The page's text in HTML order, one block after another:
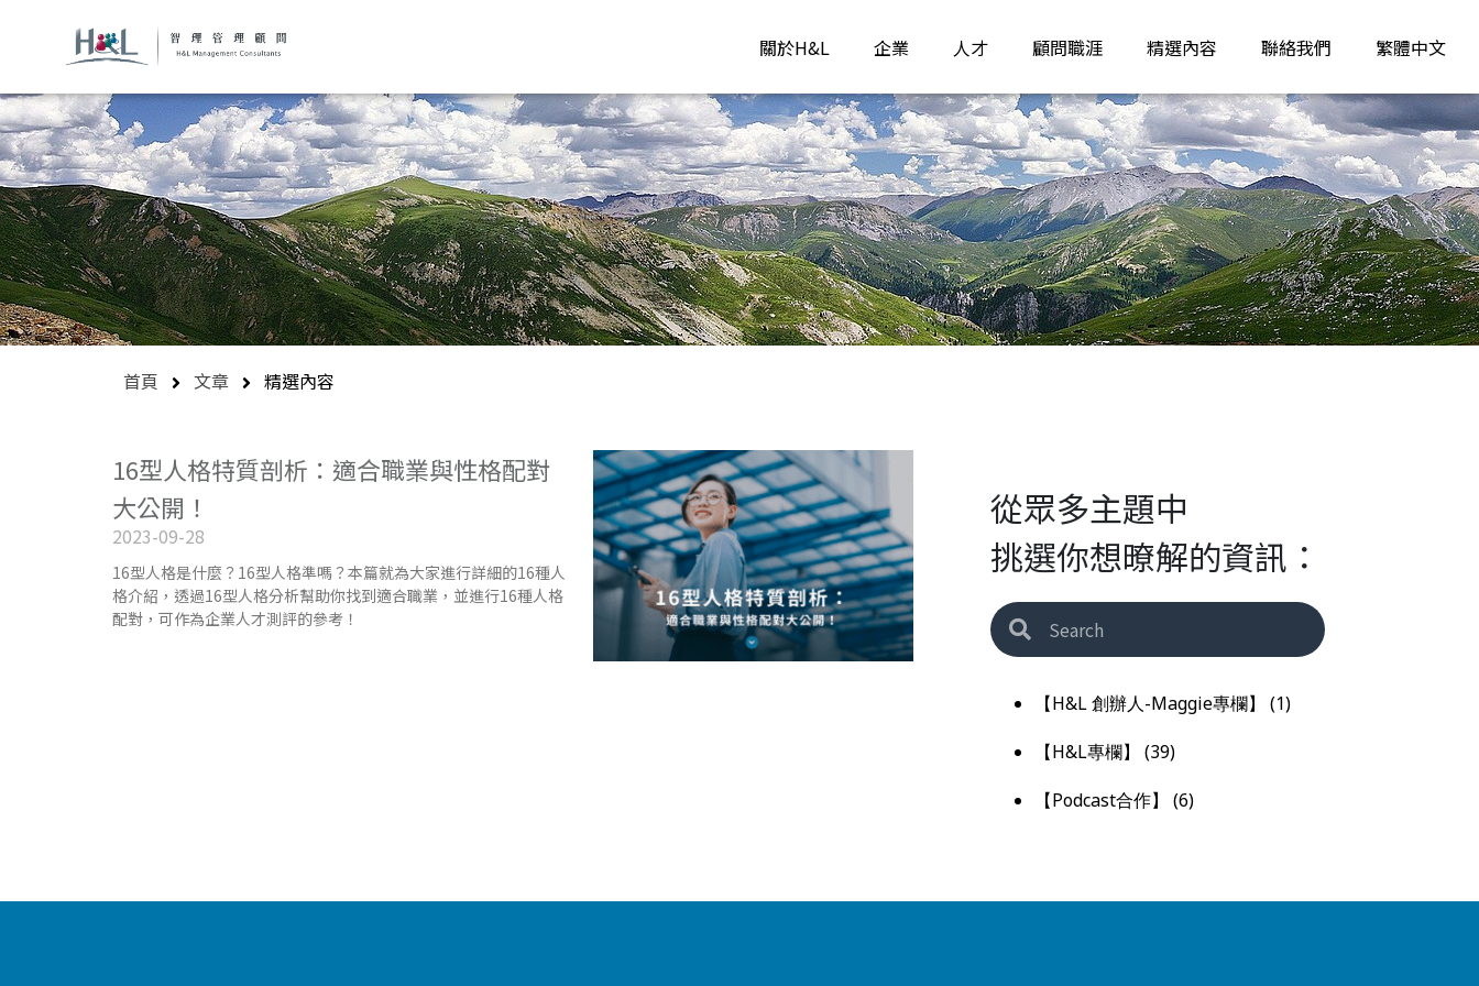
關於H&L 企業 人才 顧問職涯 精選內容 聯絡我們 繁體中文
首頁 文章 精選內容
16型人格特質剖析：適合職業與性格配對
大公開！
2023-09-28
16型人格是什麼？16型人格準嗎？本篇就為大家進行詳細的16種人
格介紹，透過16型人格分析幫助你找到適合職業，並進行16種人格
配對，可作為企業人才測評的參考！
從眾多主題中
挑選你想暸解的資訊：
【H&L 創辦人-Maggie專欄】
(1)
【H&L專欄】
(39)
【Podcast合作】
(6)